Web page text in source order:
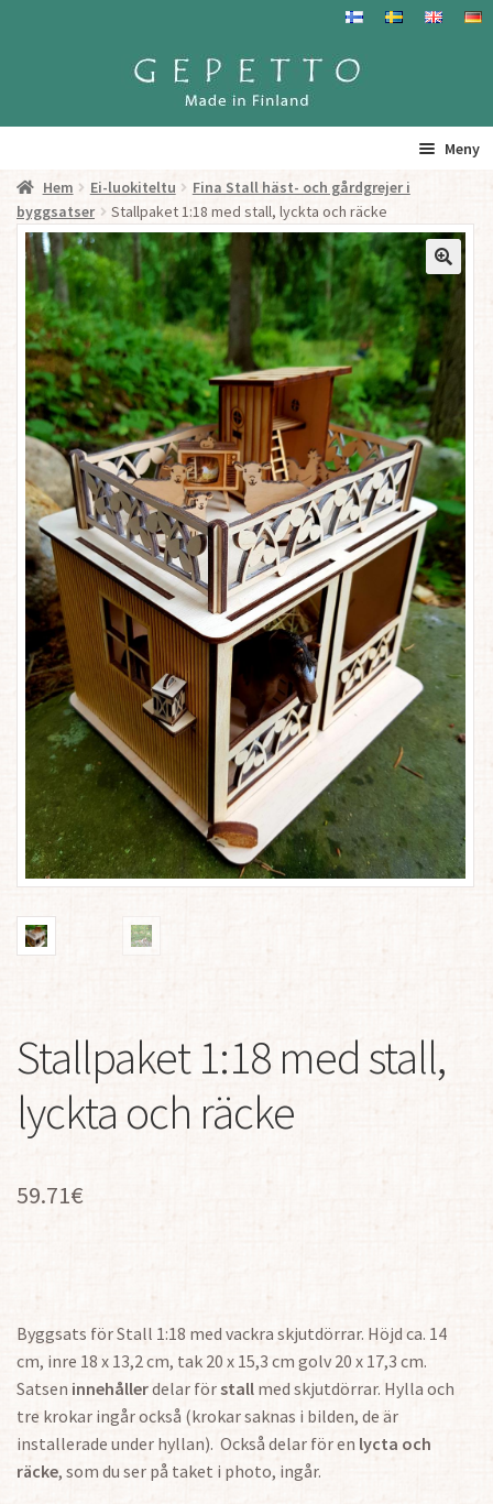
Hoppa
Hoppa
Meny
Hem
Produkter
Gepetto – Information
Återförsäljare
För Återförsäljare
Hem Ei-luokiteltu
Fina Stall häst- och gårdgrejer i
byggsatser
Stallpaket 1:18 med stall, lyckta och räcke
Stallpaket 1:18 med stall,
lyckta och räcke
59.71€
Byggsats för Stall 1:18 med vackra skjutdörrar. Höjd ca. 14
cm, inre 18 x 13,2 cm, tak 20 x 15,3 cm golv 20 x 17,3 cm.
Satsen innehållerdelar förstall med skjutdörrar. Hylla och
tre krokar ingår också (krokar saknas i bilden, de är
installerade under hyllan). Också delar för en lycta och
räcke, som du ser på taket i photo, ingår.